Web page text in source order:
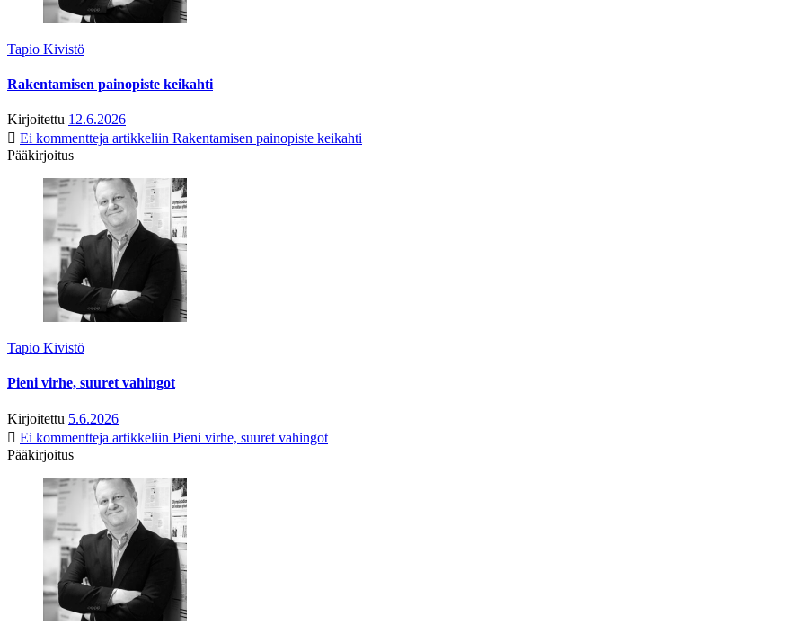
Tapio Kivistö
Rakentamisen painopiste keikahti
Kirjoitettu 12.6.2026
Ei kommentteja artikkeliin Rakentamisen painopiste keikahti
Pääkirjoitus
Tapio Kivistö
Pieni virhe, suuret vahingot
Kirjoitettu 5.6.2026
Ei kommentteja artikkeliin Pieni virhe, suuret vahingot
Pääkirjoitus